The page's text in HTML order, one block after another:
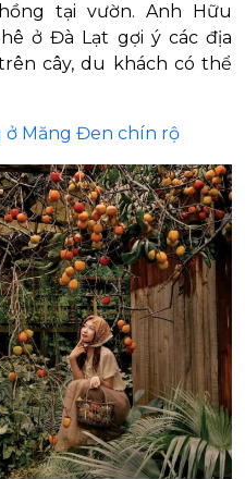
tại vườn. Anh Hữu
ở Đà Lạt gợi ý các địa
cây, du khách có thể
ở Măng Đen chín rộ